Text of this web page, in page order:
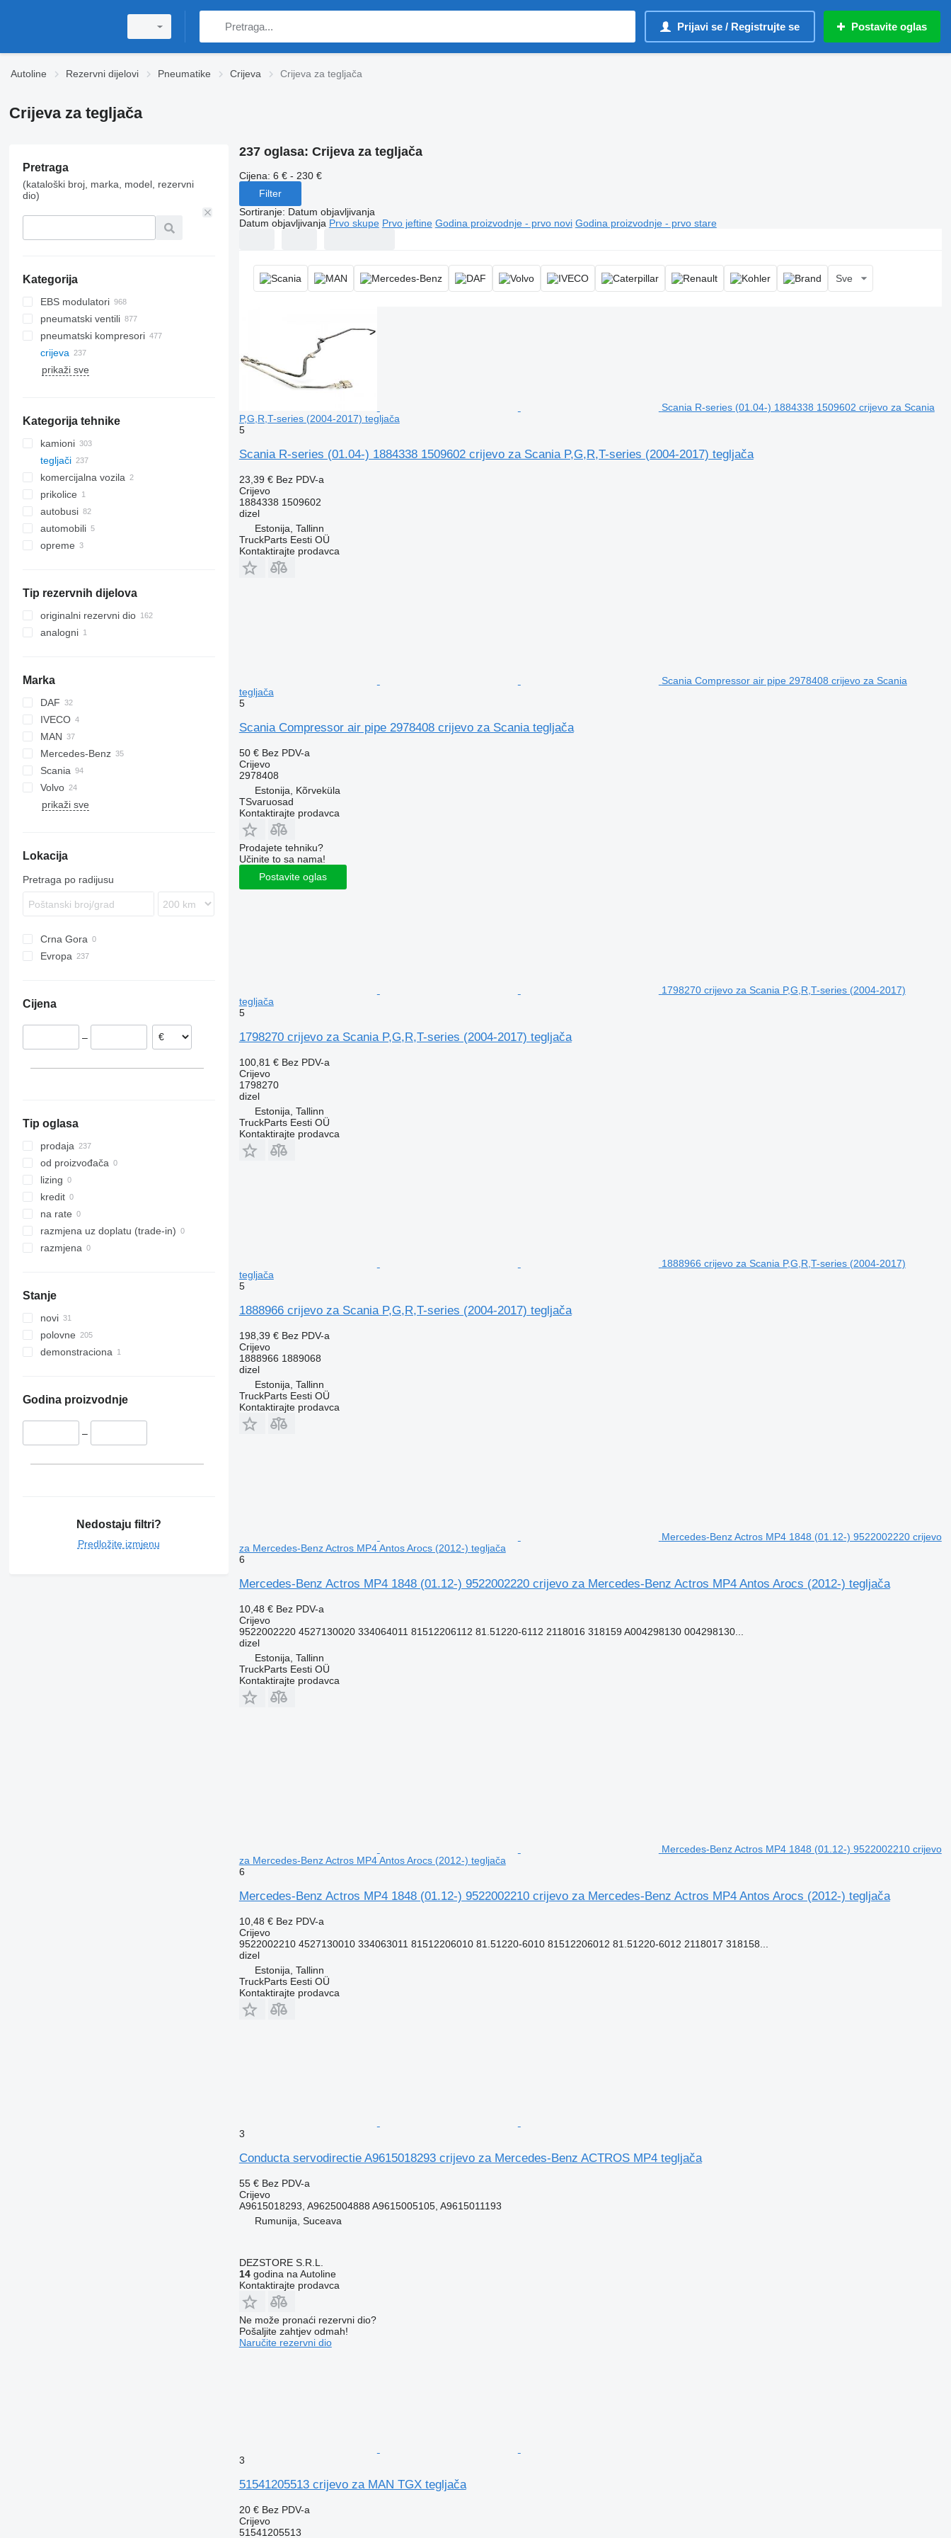
Prijavi se / Registrujte se Postavite oglas
Autoline Rezervni dijelovi Pneumatikе Crijeva Crijeva za tegljača
Crijeva za tegljača
Pretraga
(kataloški broj, marka, model, rezervni
dio)
Kategorija
EBS modulatori
pneumatski ventili
pneumatski kompresori
crijeva
prikaži sve
Kategorija tehnike
kamioni
tegljači
komercijalna vozila
prikolice
autobusi
automobili
opreme
Tip rezervnih dijelova
originalni rezervni dio
analogni
Marka
DAF
CF
XF
IVECO
Stralis
Trakker
MAN
TGA
TGL
TGM
TGS
Mercedes-Benz
Actros
Antos
Arocs
Magnum
Scania
G-series
P-series
Volvo
FH
FMX
prikaži sve
Lokacija
Pretraga po radijusu
Crna Gora
Evropa
Litvanija
Poljska
Cijena
–
Tip oglasa
prodaja
od proizvođača
lizing
kredit
na rate
razmjena uz doplatu (trade-in)
razmjena
Stanje
novi
polovne
demonstraciona
Godina proizvodnje
–
Nedostaju filtri?
Predložite izmjenu
237 oglasa: Crijeva za tegljača
Cijena: 6 € - 230 €
Filter
Sortiranje: Datum objavljivanja
Datum objavljivanja Prvo skupe Prvo jeftine Godina proizvodnje - prvo novi Godina proizvodnje - prvo stare
Sve
Scania R-series (01.04-) 1884338 1509602 crijevo za Scania
P,G,R,T-series (2004-2017) tegljača
5
Scania R-series (01.04-) 1884338 1509602 crijevo za Scania P,G,R,T-series (2004-2017) tegljača
23,39 € Bez PDV-a
Crijevo
1884338 1509602
dizel
Estonija, Tallinn
TruckParts Eesti OÜ
Kontaktirajte prodavca
Scania Compressor air pipe 2978408 crijevo za Scania
tegljača
5
Scania Compressor air pipe 2978408 crijevo za Scania tegljača
50 € Bez PDV-a
Crijevo
2978408
Estonija, Kõrveküla
TSvaruosad
Kontaktirajte prodavca
Prodajete tehniku?
Učinite to sa nama!
Postavite oglas
1798270 crijevo za Scania P,G,R,T-series (2004-2017)
tegljača
5
1798270 crijevo za Scania P,G,R,T-series (2004-2017) tegljača
100,81 € Bez PDV-a
Crijevo
1798270
dizel
Estonija, Tallinn
TruckParts Eesti OÜ
Kontaktirajte prodavca
1888966 crijevo za Scania P,G,R,T-series (2004-2017)
tegljača
5
1888966 crijevo za Scania P,G,R,T-series (2004-2017) tegljača
198,39 € Bez PDV-a
Crijevo
1888966 1889068
dizel
Estonija, Tallinn
TruckParts Eesti OÜ
Kontaktirajte prodavca
Mercedes-Benz Actros MP4 1848 (01.12-) 9522002220 crijevo
za Mercedes-Benz Actros MP4 Antos Arocs (2012-) tegljača
6
Mercedes-Benz Actros MP4 1848 (01.12-) 9522002220 crijevo za Mercedes-Benz Actros MP4 Antos Arocs (2012-) tegljača
10,48 € Bez PDV-a
Crijevo
9522002220 4527130020 334064011 81512206112 81.51220-6112 2118016 318159 A004298130 004298130...
dizel
Estonija, Tallinn
TruckParts Eesti OÜ
Kontaktirajte prodavca
Mercedes-Benz Actros MP4 1848 (01.12-) 9522002210 crijevo
za Mercedes-Benz Actros MP4 Antos Arocs (2012-) tegljača
6
Mercedes-Benz Actros MP4 1848 (01.12-) 9522002210 crijevo za Mercedes-Benz Actros MP4 Antos Arocs (2012-) tegljača
10,48 € Bez PDV-a
Crijevo
9522002210 4527130010 334063011 81512206010 81.51220-6010 81512206012 81.51220-6012 2118017 318158...
dizel
Estonija, Tallinn
TruckParts Eesti OÜ
Kontaktirajte prodavca
3
Conducta servodirectie A9615018293 crijevo za Mercedes-Benz ACTROS MP4 tegljača
55 € Bez PDV-a
Crijevo
A9615018293, A9625004888 A9615005105, A9615011193
Rumunija, Suceava
DEZSTORE S.R.L.
14godina na Autoline
Kontaktirajte prodavca
Ne može pronaći rezervni dio?
Pošaljite zahtjev odmah!
Naručite rezervni dio
3
51541205513 crijevo za MAN TGX tegljača
20 € Bez PDV-a
Crijevo
51541205513